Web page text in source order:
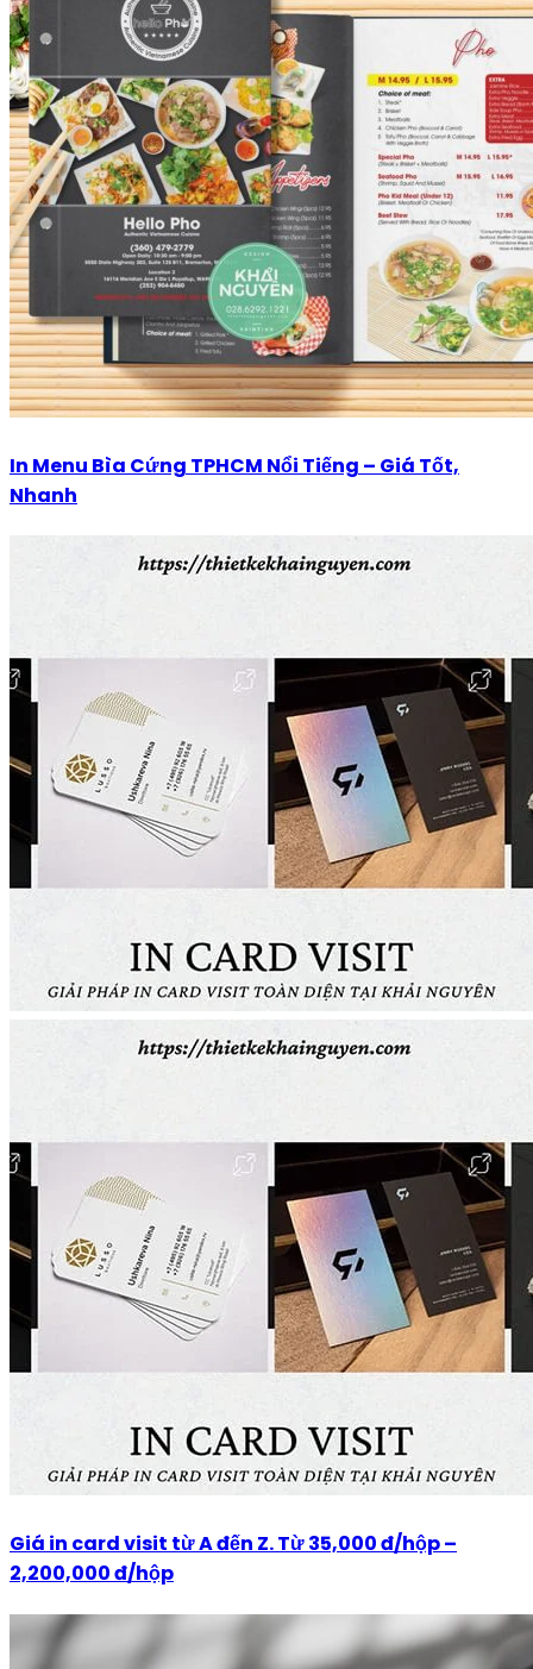
In Menu Bìa Cứng TPHCM Nổi Tiếng – Giá Tốt,
Nhanh
Giá in card visit từ A đến Z. Từ 35,000 đ/hộp –
2,200,000 đ/hộp